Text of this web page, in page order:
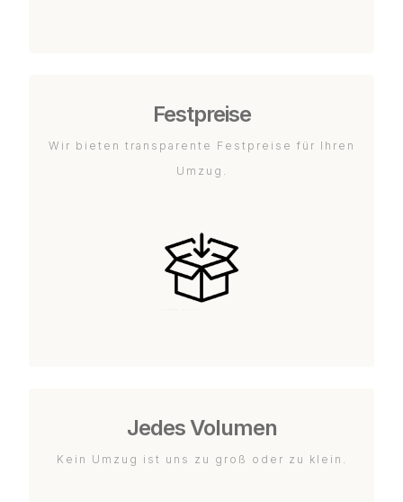
Festpreise
Wir bieten transparente Festpreise für Ihren
Umzug.
Jedes Volumen
Kein Umzug ist uns zu groß oder zu klein.